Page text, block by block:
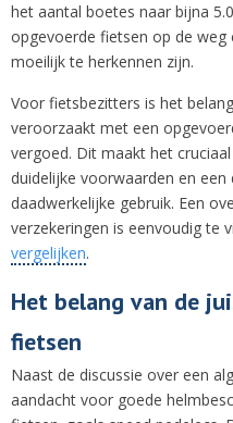
het aantal boetes naar bijna
opgevoerde fietsen op de
moeilijk te herkennen zijn.
Voor fietsbezitters is het
veroorzaakt met een
vergoed. Dit maakt het
duidelijke voorwaarden en
daadwerkelijke gebruik. Een
verzekeringen is eenvoudig te
vergelijken.
Het belang van de
fietsen
Naast de discussie over een
aandacht voor goede